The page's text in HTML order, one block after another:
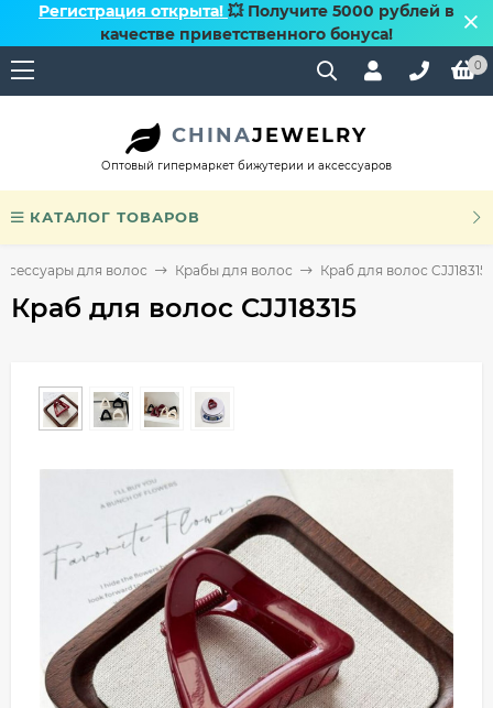
Регистрация открыта! 💥 Получите 5000 рублей в
качестве приветственного бонуса!
0
CHINAJEWELRY
Оптовый гипермаркет бижутерии и аксессуаров
КАТАЛОГ ТОВАРОВ
для волос Крабы для волос Краб для волос CJJ18315
Краб для волос CJJ18315